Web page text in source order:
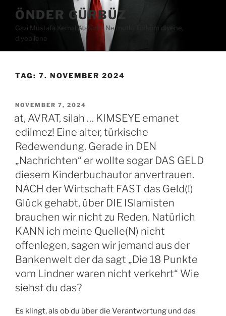
Inhalt
springen
ÖNDER GÜRBÜZ
Gazi Mustafa Kemal Atatürk ∙ Ne mutlu Türküm diyene,
diyebilene
TAG: 7. NOVEMBER 2024
VERÖFFENTLICHT
AM
NOVEMBER 7, 2024
at, AVRAT, silah … KIMSEYE emanet
edilmez! Eine alter, türkische
Redewendung. Gerade in DEN
„Nachrichten“ er wollte sogar DAS GELD
diesem Kinderbuchautor anvertrauen.
NACH der Wirtschaft FAST das Geld(!)
Glück gehabt, über DIE ISlamisten
brauchen wir nicht zu Reden. Natürlich
KANN ich meine Quelle(N) nicht
offenlegen, sagen wir jemand aus der
Bankenwelt der da sagt „Die 18 Punkte
vom Lindner waren nicht verkehrt“ Wie
siehst du das?
Es klingt, als ob du über die Verantwortung und das